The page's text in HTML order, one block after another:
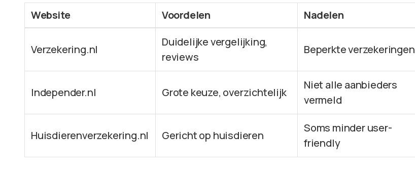
Website Voordelen Nadelen
Verzekering.nl
Duidelijke vergelijking,
reviews
Beperkte verzekeringen
Independer.nl Grote keuze, overzichtelijk
Niet alle aanbieders
vermeld
Huisdierenverzekering.nl Gericht op huisdieren
Soms minder user-
friendly